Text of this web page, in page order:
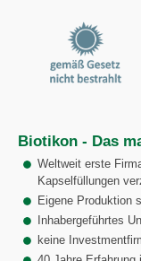
Biotikon - Das
Weltweit erste
Kapselfüllungen
Eigene Produktion
Inhabergeführtes
keine